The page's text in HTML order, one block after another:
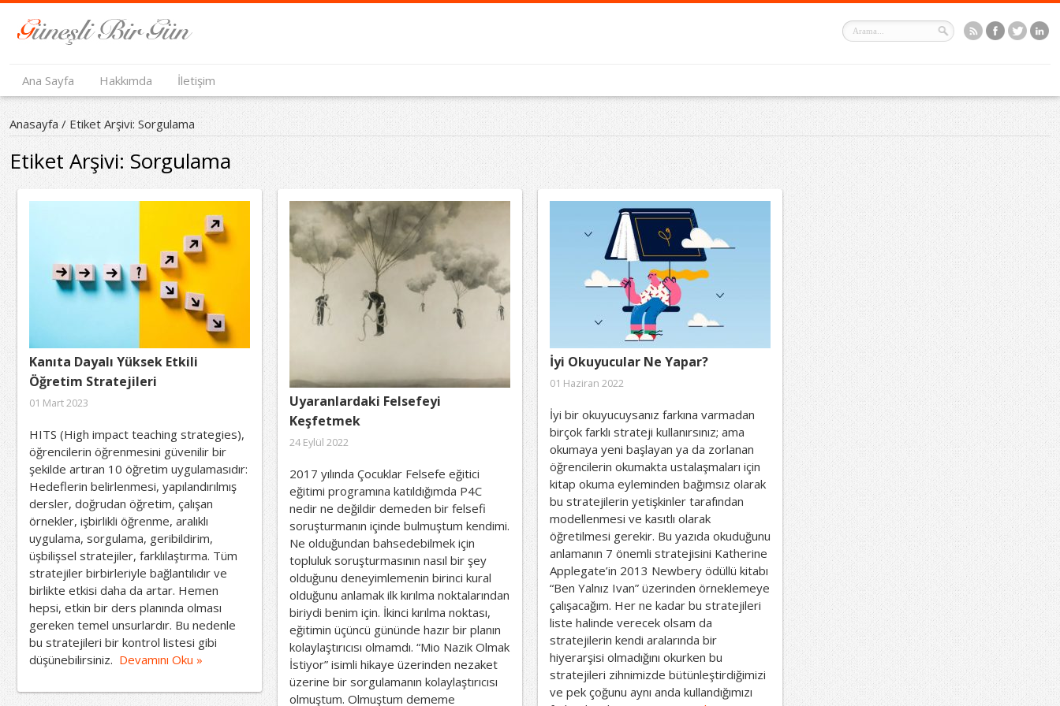
Ana Sayfa Hakkımda İletişim
Anasayfa/ Etiket Arşivi: Sorgulama
Etiket Arşivi:Sorgulama
Kanıta Dayalı Yüksek Etkili
Öğretim Stratejileri
01 Mart 2023
HITS (High impact teaching strategies),
öğrencilerin öğrenmesini güvenilir bir
şekilde artıran 10 öğretim uygulamasıdır:
Hedeflerin belirlenmesi, yapılandırılmış
dersler, doğrudan öğretim, çalışan
örnekler, işbirlikli öğrenme, aralıklı
uygulama, sorgulama, geribildirim,
üşbilişsel stratejiler, farklılaştırma. Tüm
stratejiler birbirleriyle bağlantılıdır ve
birlikte etkisi daha da artar. Hemen
hepsi, etkin bir ders planında olması
gereken temel unsurlardır. Bu nedenle
bu stratejileri bir kontrol listesi gibi
düşünebilirsiniz. Devamını Oku »
Uyaranlardaki Felsefeyi
Keşfetmek
24 Eylül 2022
2017 yılında Çocuklar Felsefe eğitici
eğitimi programına katıldığımda P4C
nedir ne değildir demeden bir felsefi
soruşturmanın içinde bulmuştum kendimi.
Ne olduğundan bahsedebilmek için
topluluk soruşturmasının nasıl bir şey
olduğunu deneyimlemenin birinci kural
olduğunu anlamak ilk kırılma noktalarından
biriydi benim için. İkinci kırılma noktası,
eğitimin üçüncü gününde hazır bir planın
kolaylaştırıcısı olmamdı. “Mio Nazik Olmak
İstiyor” isimli hikaye üzerinden nezaket
üzerine bir sorgulamanın kolaylaştırıcısı
olmuştum. Olmuştum dememe
İyi Okuyucular Ne Yapar?
01 Haziran 2022
İyi bir okuyucuysanız farkına varmadan
birçok farklı strateji kullanırsınız; ama
okumaya yeni başlayan ya da zorlanan
öğrencilerin okumakta ustalaşmaları için
kitap okuma eyleminden bağımsız olarak
bu stratejilerin yetişkinler tarafından
modellenmesi ve kasıtlı olarak
öğretilmesi gerekir. Bu yazıda okuduğunu
anlamanın 7 önemli stratejisini Katherine
Applegate’in 2013 Newbery ödüllü kitabı
“Ben Yalnız Ivan” üzerinden örneklemeye
çalışacağım. Her ne kadar bu stratejileri
liste halinde verecek olsam da
stratejilerin kendi aralarında bir
hiyerarşisi olmadığını okurken bu
stratejileri zihnimizde bütünleştirdiğimizi
ve pek çoğunu aynı anda kullandığımızı